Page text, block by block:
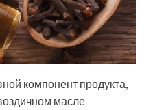
компонент продукта,
масле